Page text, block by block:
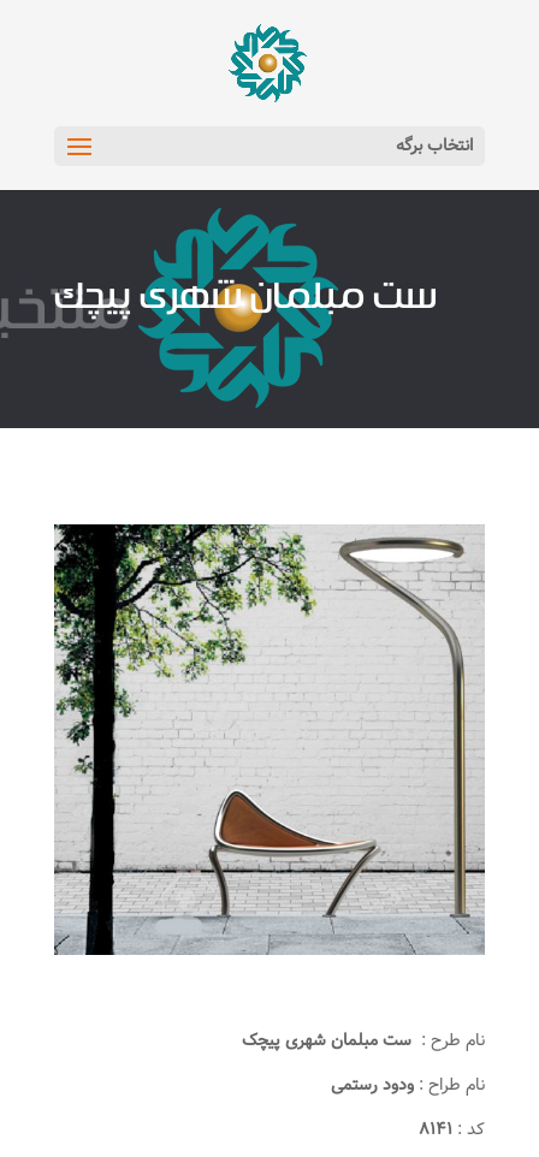
انتخاب برگه
ست مبلمان شهری پیچک
نام طرح : ست مبلمان شهری پیچک
نام طراح : ودود رستمی
کد : ۸۱۴۱